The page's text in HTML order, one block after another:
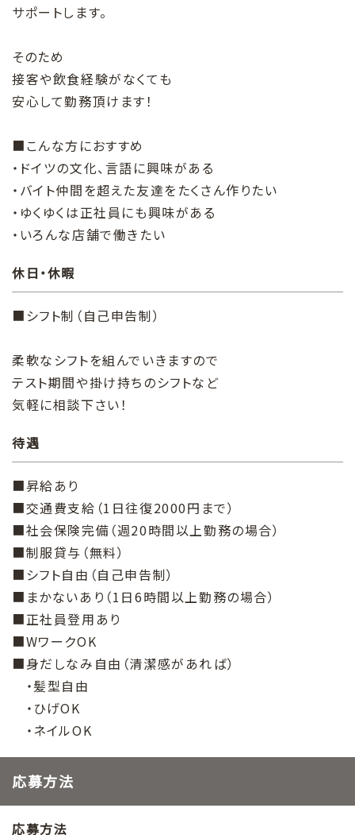
サポートします。
そのため
接客や飲食経験がなくても
安心して勤務頂けます！
■こんな方におすすめ
・ドイツの文化、言語に興味がある
・バイト仲間を超えた友達をたくさん作りたい
・ゆくゆくは正社員にも興味がある
・いろんな店舗で働きたい
休日・休暇
■シフト制（自己申告制）
柔軟なシフトを組んでいきますので
テスト期間や掛け持ちのシフトなど
気軽に相談下さい！
待遇
■昇給あり
■交通費支給（1日往復2000円まで）
■社会保険完備（週20時間以上勤務の場合）
■制服貸与（無料）
■シフト自由（自己申告制）
■まかないあり（1日6時間以上勤務の場合）
■正社員登用あり
■WワークOK
■身だしなみ自由（清潔感があれば）
・髪型自由
・ひげOK
・ネイルOK
応募方法
応募方法